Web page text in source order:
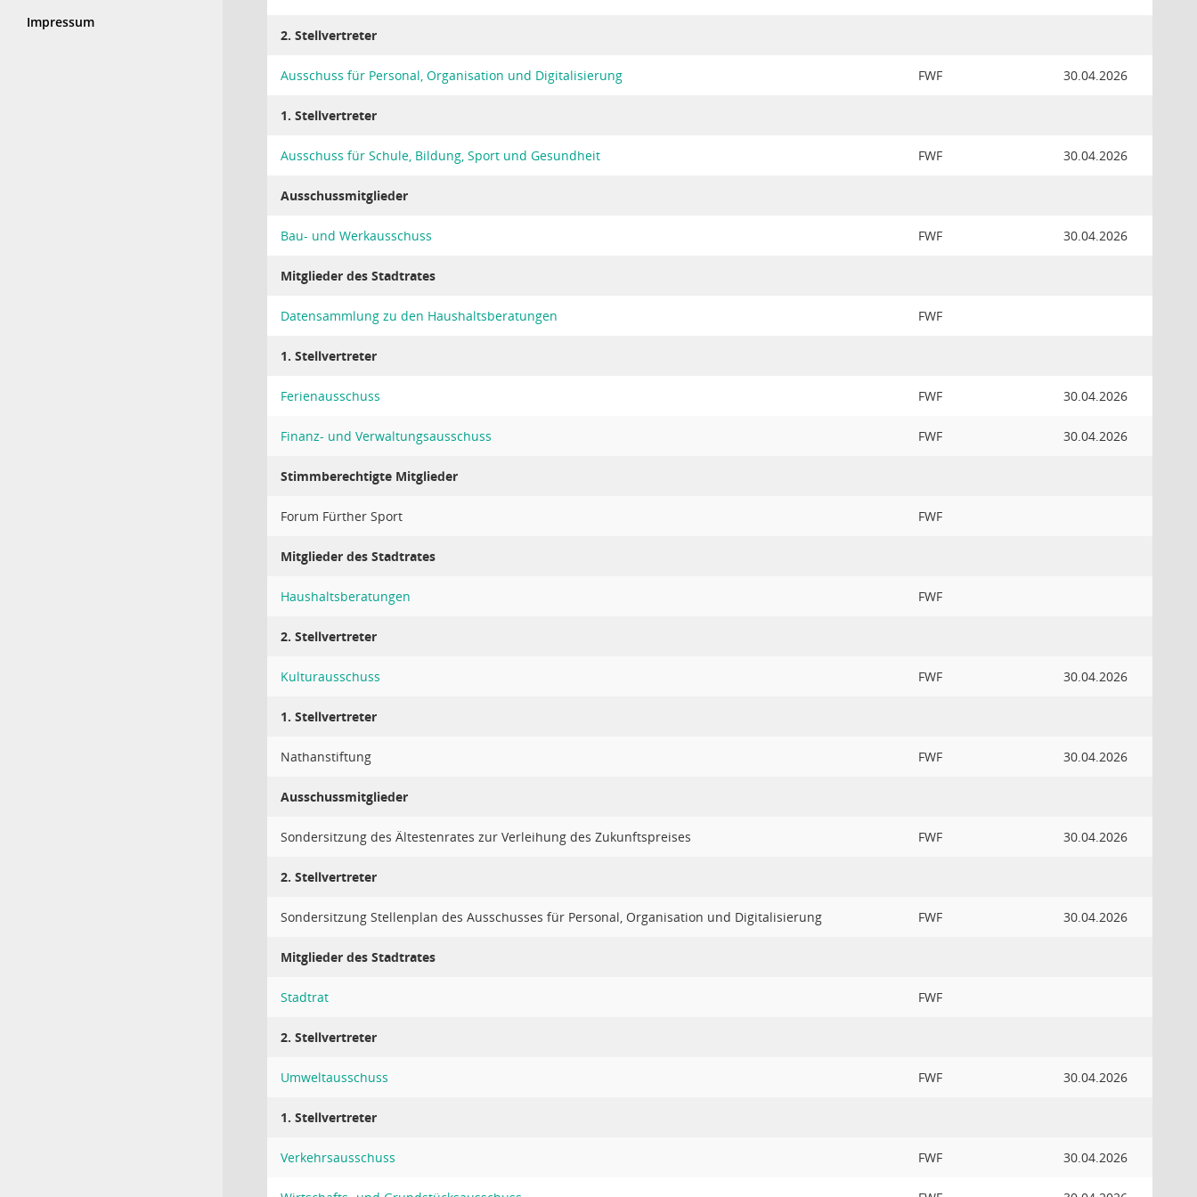
Impressum
2. Stellvertreter
Ausschuss für Personal, Organisation und Digitalisierung FWF 30.04.2026
1. Stellvertreter
Ausschuss für Schule, Bildung, Sport und Gesundheit FWF 30.04.2026
Ausschussmitglieder
Bau- und Werkausschuss FWF 30.04.2026
Mitglieder des Stadtrates
Datensammlung zu den Haushaltsberatungen FWF
1. Stellvertreter
Ferienausschuss FWF 30.04.2026
Finanz- und Verwaltungsausschuss FWF 30.04.2026
Stimmberechtigte Mitglieder
Forum Fürther Sport FWF
Mitglieder des Stadtrates
Haushaltsberatungen FWF
2. Stellvertreter
Kulturausschuss FWF 30.04.2026
1. Stellvertreter
Nathanstiftung FWF 30.04.2026
Ausschussmitglieder
Sondersitzung des Ältestenrates zur Verleihung des Zukunftspreises FWF 30.04.2026
2. Stellvertreter
Sondersitzung Stellenplan des Ausschusses für Personal, Organisation und Digitalisierung FWF 30.04.2026
Mitglieder des Stadtrates
Stadtrat FWF
2. Stellvertreter
Umweltausschuss FWF 30.04.2026
1. Stellvertreter
Verkehrsausschuss FWF 30.04.2026